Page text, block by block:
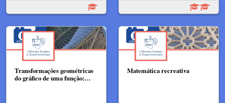
Transformações geométricas
do gráfico de uma função:…
Matemática recreativa